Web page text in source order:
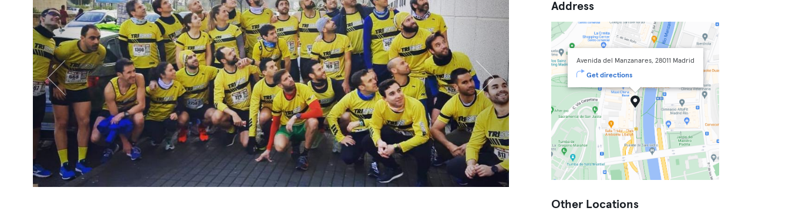
Address
Avenida del Manzanares, 28011 Madrid
Get directions
Other Locations